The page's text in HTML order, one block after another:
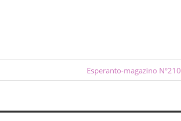
Next
Post:
Esperanto-magazino N°210